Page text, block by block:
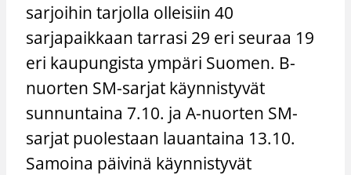
sarjoihin tarjolla olleisiin 40
sarjapaikkaan tarrasi 29 eri seuraa 19
eri kaupungista ympäri Suomen. B-
nuorten SM-sarjat käynnistyvät
sunnuntaina 7.10. ja A-nuorten SM-
sarjat puolestaan lauantaina 13.10.
Samoina päivinä käynnistyvät